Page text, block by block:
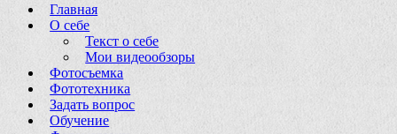
Главная
О себе
Текст о себе
Мои видеообзоры
Фотосъемка
Фототехника
Задать вопрос
Обучение